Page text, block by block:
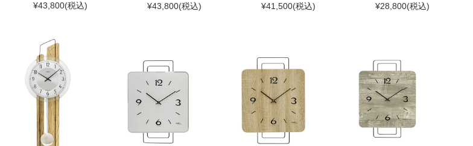
¥43,800(税込) ¥43,800(税込) ¥41,500(税込) ¥28,800(税込)